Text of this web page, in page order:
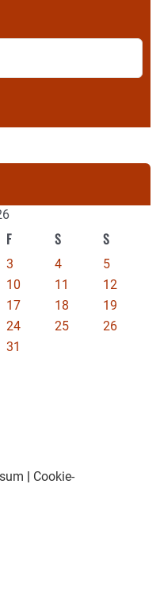
F S S
3 4
5
10 11
12
17 18
19
24 25
26
31
Cookie-